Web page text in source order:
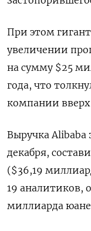
При этом
увеличении
на сумму $25
года, что
компании вверх
Выручка Alibaba
декабря,
($36,19
19 аналитиков,
миллиарда